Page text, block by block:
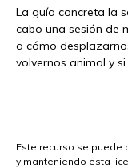
La guía concreta la
cabo una sesión de
a cómo
volvernos animal y
Este recurso se puede
y manteniendo esta